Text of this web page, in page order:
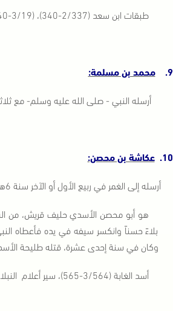
طبقات ابن سعد (2/337-340)، (3/19-40)، سيرة ابن هشام: (2/92، 95، 111، 124)، أسد الغابة (4/16) الإصابة (2/507).
9. محمد بن مسلمة:
أرسله النبي - صلى الله عليه وسلم- مع ثلاثين راكباً
10. عكاشة بن محصن:
أرسله إلى الغمر في ربيع الأول أو الآخر سنة 6هـ.
هو أبو محصن الأسدي حليف قريش، من
بلاءً حسناً وانكسر سيفه في يده فأعطاه
وكان في سنة إحدى عشرة، قتله طليحة
أسد الغابة (3/564-565)، سير أعلام النبلاء (1/307).